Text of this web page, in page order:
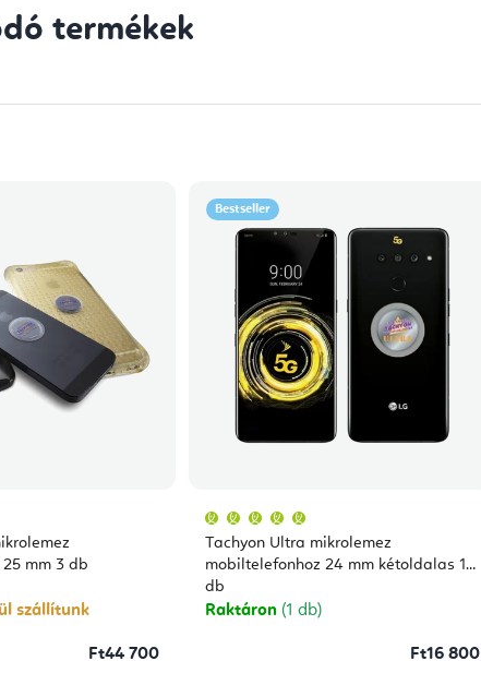
termékek
mm 3 db
szállítunk
Ft44 700
Bestseller
Tachyon Ultra mikrolemez
mobiltelefonhoz 24 mm kétoldalas 1
db
átlagos
értékelése
5-
csillag.
Raktáron (1 db)
Ft16 800